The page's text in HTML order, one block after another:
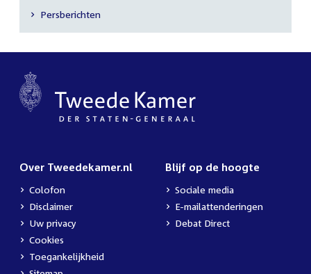
Secundaire
navigatie
Persberichten
Over Tweedekamer.nl
Colofon
Disclaimer
Uw privacy
Cookies
Toegankelijkheid
Blijf op de hoogte
Sociale media
E-mailattenderingen
Debat Direct